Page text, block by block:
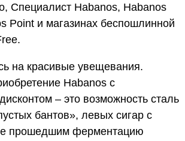
Специалист Habanos, Habanos
Point и магазинах беспошлинной
на красивые увещевания.
Habanos с
– это возможность сталь
бантов», левых сигар с
прошедшим ферментацию